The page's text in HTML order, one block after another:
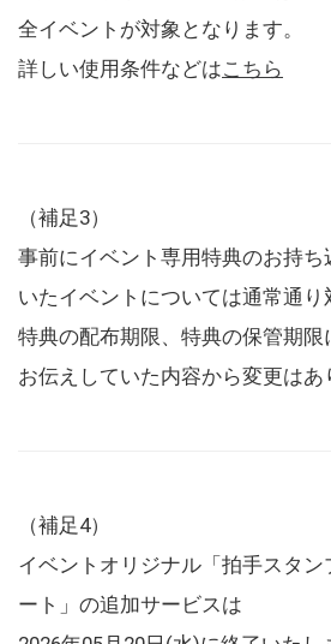
全イベントが対象となります。
詳しい使用条件などはこちら
（補足3）
事前にイベント専用特典のお持
いたイベントについては通常通り
特典の配布期限、特典の保管期限
お伝えしていた内容から変更はあ
（補足4）
イベントオリジナル「拍手スタ
ート」の追加サービスは